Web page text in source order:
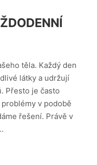
těla. Každý den
látky a udržují
Přesto je často
v podobě
řešení. Právě v